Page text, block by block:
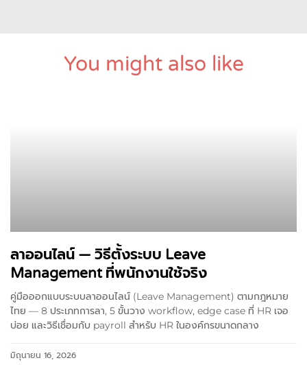
You might also like
ลาออนไลน์ — วิธีตั้งระบบ Leave
Management ที่พนักงานใช้จริง
คู่มือออกแบบระบบลาออนไลน์ (Leave Management) ตามกฎหมาย
ไทย — 8 ประเภทการลา, 5 ขั้นวาง workflow, edge case ที่ HR เจอ
บ่อย และวิธีเชื่อมกับ payroll สำหรับ HR ในองค์กรขนาดกลาง
มิถุนายน 16, 2026